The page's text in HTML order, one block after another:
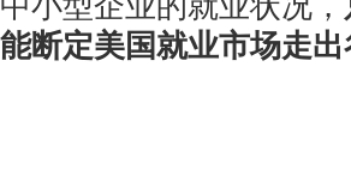
中小型企业的就业状况，
能断定美国就业市场走